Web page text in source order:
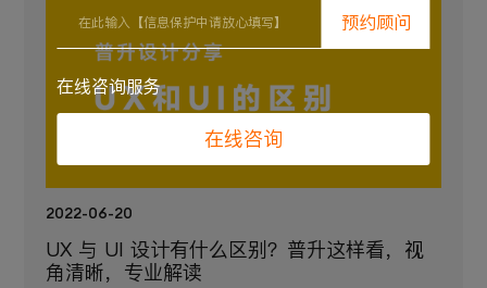
2022-06-20
UX 与 UI 设计有什么区别？普升这样看，视
角清晰，专业解读
预约顾问
在线咨询服务
在线咨询